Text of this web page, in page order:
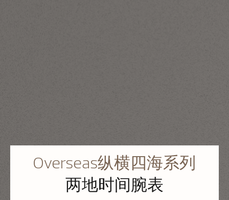
Overseas纵横四海系列
两地时间腕表